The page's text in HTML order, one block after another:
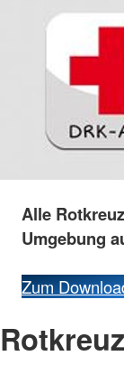
Alle
Umgebung
Zum